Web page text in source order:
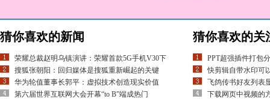
猜你喜欢的新闻
荣耀总裁赵明乌镇演讲：荣耀首款5G手机V30下
搜狐张朝阳：回归媒体是搜狐重新崛起的关键
华为轮值董事长郭平：虚拟技术创造现实价值
第六届世界互联网大会开幕“to B”端成热门
猜你喜欢的关
PPT超强插件打包
快剪辑自带水印可
飞鸽传书好友列表
下载网页中视频的